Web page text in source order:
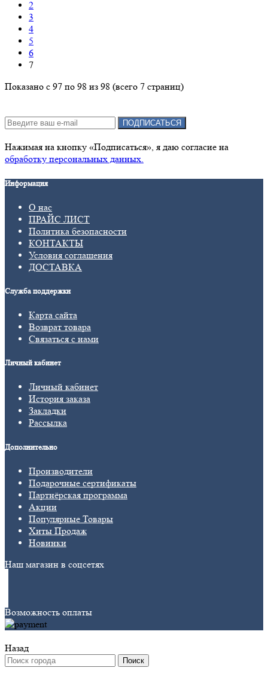
2
3
4
5
6
7
Показано с 97 по 98 из 98 (всего 7 страниц)
ПОДПИСАТЬСЯ
Нажимая на кнопку «Подписаться», я даю cогласие на
обработку персональных данных.
Информация
О нас
ПРАЙС ЛИСТ
Политика безопасности
КОНТАКТЫ
Условия соглашения
ДОСТАВКА
Служба поддержки
Карта сайта
Возврат товара
Связаться с нами
Личный кабинет
Личный кабинет
История заказа
Закладки
Рассылка
Дополнительно
Производители
Подарочные сертификаты
Партнёрская программа
Акции
Популярные Товары
Хиты Продаж
Новинки
Наш магазин в соцсетях
Возможность оплаты
Назад
Поиск